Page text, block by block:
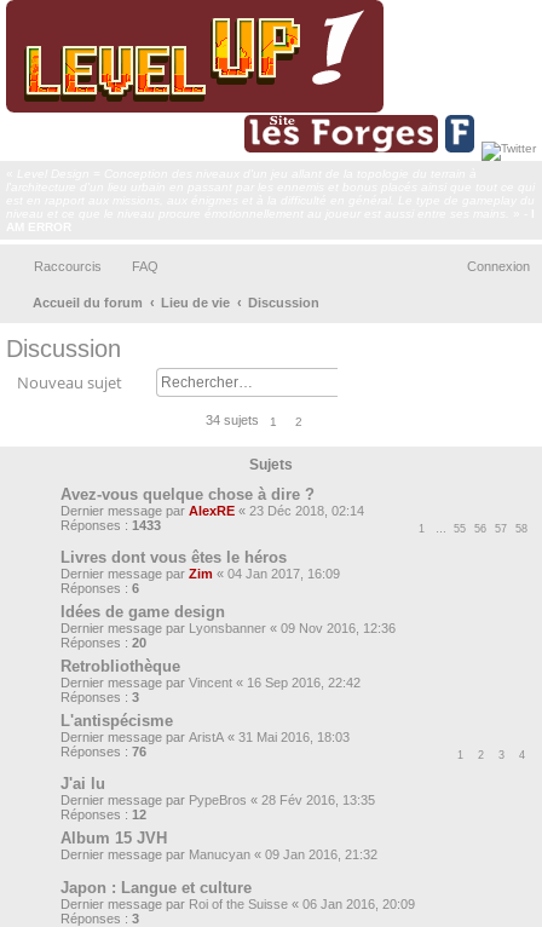
Raccourcis FAQ Connexion
Accueil du forum Lieu de vie
Discussion
Discussion
Nouveau sujet
34 sujets 1 2
Sujets
Avez-vous quelque chose à dire ?
Dernier message par AlexRE « 23 Déc 2018, 02:14
Réponses : 1433 1 … 55 56 57 58
Livres dont vous êtes le héros
Dernier message par Zim « 04 Jan 2017, 16:09
Réponses : 6
Idées de game design
Dernier message par Lyonsbanner « 09 Nov 2016, 12:36
Réponses : 20
Retrobliothèque
Dernier message par Vincent « 16 Sep 2016, 22:42
Réponses : 3
L'antispécisme
Dernier message par AristA « 31 Mai 2016, 18:03
Réponses : 76 1 2 3 4
J'ai lu
Dernier message par PypeBros « 28 Fév 2016, 13:35
Réponses : 12
Album 15 JVH
Dernier message par Manucyan « 09 Jan 2016, 21:32
Japon : Langue et culture
Dernier message par Roi of the Suisse « 06 Jan 2016, 20:09
Réponses : 3